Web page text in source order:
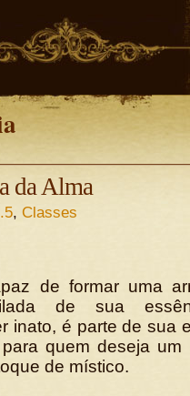
da Alma
, Classes
de formar uma
de sua
inato, é parte de sua
quem deseja um
de místico.